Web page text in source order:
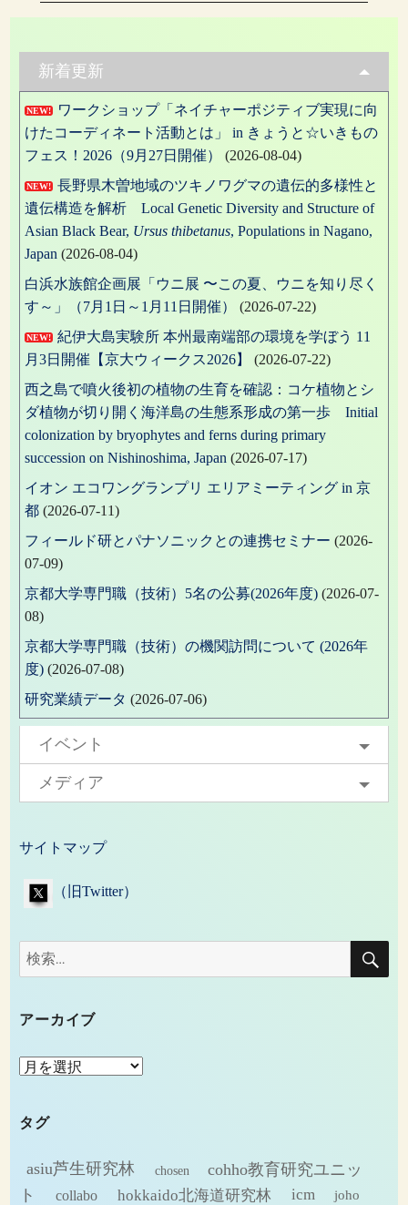
ナ
ゲ
ー
シ
ョ
ン
新着更新
NEW!
ワークショップ「ネイチャーポジティブ実現に向
けたコーディネート活動とは」 in きょうと☆いきもの
フェス！2026（9月27日開催）
(2026-08-04)
NEW!
長野県木曽地域のツキノワグマの遺伝的多様性と
遺伝構造を解析 Local Genetic Diversity and Structure of
Asian Black Bear, Ursus thibetanus, Populations in Nagano,
Japan (2026-08-04)
白浜水族館企画展「ウニ展 〜この夏、ウニを知り尽く
す～」（7月1日～1月11日開催）
(2026-07-22)
NEW!
紀伊大島実験所 本州最南端部の環境を学ぼう 11
月3日開催【京大ウィークス2026】
(2026-07-22)
西之島で噴火後初の植物の生育を確認：コケ植物とシ
ダ植物が切り開く海洋島の生態系形成の第一歩 Initial
colonization by bryophytes and ferns during primary
succession on Nishinoshima, Japan (2026-07-17)
イオン エコワングランプリ エリアミーティング in 京
都 (2026-07-11)
フィールド研とパナソニックとの連携セミナー (2026-
07-09)
京都大学専門職（技術）5名の公募(2026年度) (2026-07-
08)
京都大学専門職（技術）の機関訪問について (2026年
度) (2026-07-08)
研究業績データ (2026-07-06)
イベント
メディア
サイトマップ
（旧Twitter）
検
索:
検
アーカイブ
ア
カ
ブ
タグ
asiu芦生研究林 chosen
cohho教育研究ユニッ
ト
collabo hokkaido北海道研究林 icm joho